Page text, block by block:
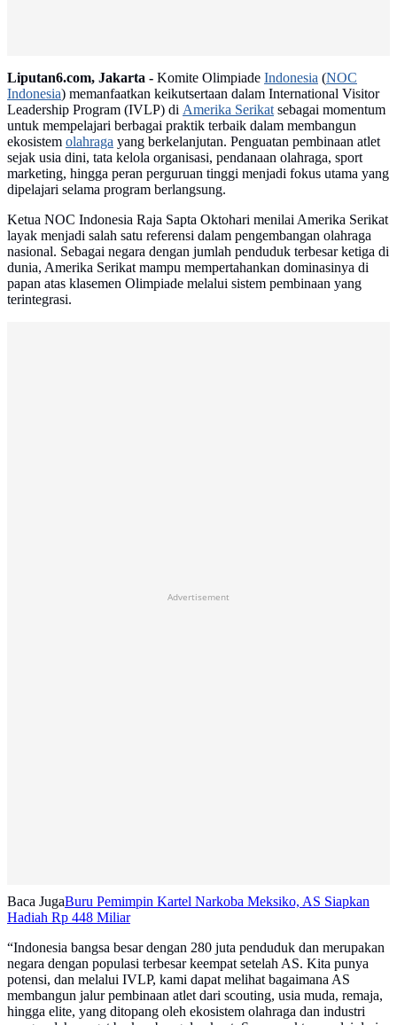
Liputan6.com, Jakarta - Komite Olimpiade Indonesia (NOC
Indonesia) memanfaatkan keikutsertaan dalam International Visitor
Leadership Program (IVLP) di Amerika Serikatsebagai momentum
untuk mempelajari berbagai praktik terbaik dalam membangun
ekosistem olahraga yang berkelanjutan. Penguatan pembinaan atlet
sejak usia dini, tata kelola organisasi, pendanaan olahraga, sport
marketing, hingga peran perguruan tinggi menjadi fokus utama yang
dipelajari selama program berlangsung.
Ketua NOC Indonesia Raja Sapta Oktohari menilai Amerika Serikat
layak menjadi salah satu referensi dalam pengembangan olahraga
nasional. Sebagai negara dengan jumlah penduduk terbesar ketiga di
dunia, Amerika Serikat mampu mempertahankan dominasinya di
papan atas klasemen Olimpiade melalui sistem pembinaan yang
terintegrasi.
Advertisement
Baca JugaBuru Pemimpin Kartel Narkoba Meksiko, AS Siapkan
Hadiah Rp 448 Miliar
“Indonesia bangsa besar dengan 280 juta penduduk dan merupakan
negara dengan populasi terbesar keempat setelah AS. Kita punya
potensi, dan melalui IVLP, kami dapat melihat bagaimana AS
membangun jalur pembinaan atlet dari scouting, usia muda, remaja,
hingga elite, yang ditopang oleh ekosistem olahraga dan industri